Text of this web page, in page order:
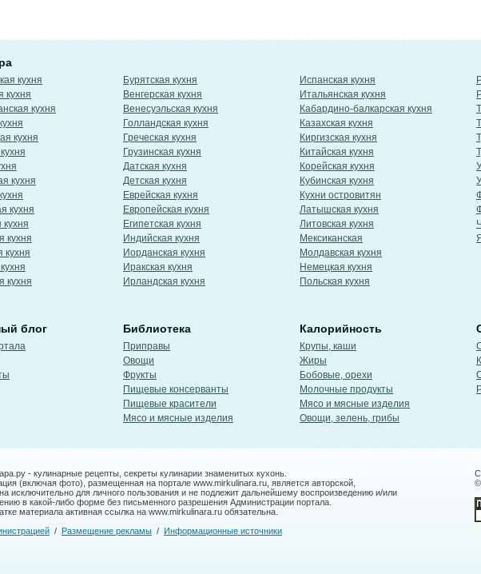
кухня
кухня
кухня
кухня
кухня
кухня
кухня
кухня
кухня
кухня
Бурятская кухня
Венгерская кухня
Венесуэльская кухня
Голландская кухня
Греческая кухня
Грузинская кухня
Датская кухня
Детская кухня
Еврейская кухня
Европейская кухня
Египетская кухня
Индийская кухня
Иорданская кухня
Иракская кухня
Ирландская кухня
Испанская кухня
Итальянская кухня
Кабардино-балкарская кухня
Казахская кухня
Киргизская кухня
Китайская кухня
Корейская кухня
Кубинская кухня
Кухни островитян
Латышская кухня
Литовская кухня
Мексиканская
Молдавская кухня
Немецкая кухня
Польская кухня
блог Библиотека
Приправы
Овощи
Фрукты
Пищевые консерванты
Пищевые красители
Мясо и мясные изделия
Калорийность
Крупы, каши
Жиры
Бобовые, орехи
Молочные продукты
Мясо и мясные изделия
Овощи, зелень, грибы
- кулинарные рецепты, секреты кулинарии знаменитых кухонь.
(включая фото), размещенная на портале www.mirkulinara.ru, является авторской,
исключительно для личного пользования и не подлежит дальнейшему воспроизведению и/или
в какой-либо форме без письменного разрешения Администрации портала.
материала активная ссылка на www.mirkulinara.ru обязательна.
/ Размещение рекламы / Информационные источники
©